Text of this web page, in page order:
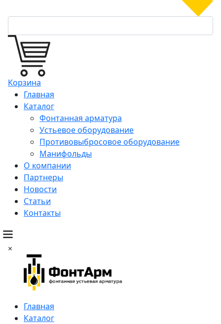
Корзина
Главная
Каталог
Фонтанная арматура
Устьевое оборудование
Противовыбросовое оборудование
Манифольды
О компании
Партнеры
Новости
Статьи
Контакты
×
Главная
Каталог